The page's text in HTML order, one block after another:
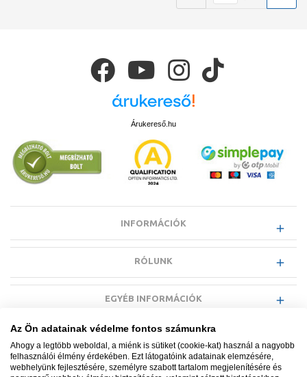
Árukereső.hu
INFORMÁCIÓK
RÓLUNK
EGYÉB INFORMÁCIÓK
Az Ön adatainak védelme fontos számunkra
Ahogy a legtöbb weboldal, a miénk is sütiket (cookie-kat) használ a nagyobb
felhasználói élmény érdekében. Ezt látogatóink adatainak elemzésére,
webhelyünk fejlesztésére, személyre szabott tartalom megjelenítésére és